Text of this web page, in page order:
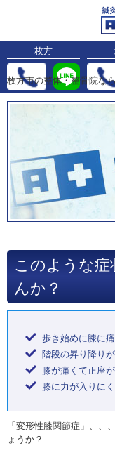
枚方
枚方市の整体・整骨院な
このような
んか？
歩き始めに膝に
階段の昇り降り
膝が痛くて正座
膝に力が入りに
「変形性膝関節症」、、
ょうか？